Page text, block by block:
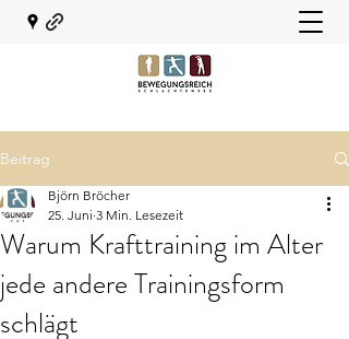
Beitrag
Warum Krafttraining im Alter
jede andere Trainingsform
schlägt
Björn Bröcher
25. Juni 3 Min. Lesezeit